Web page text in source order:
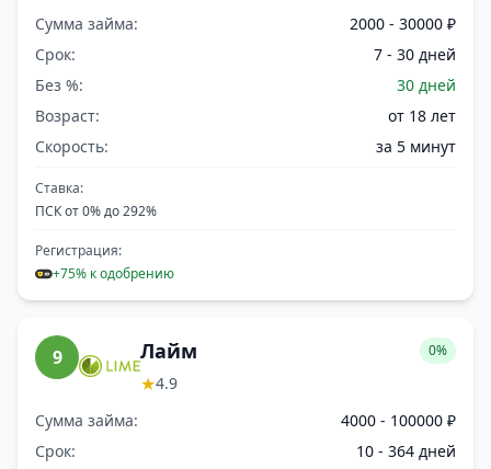
Сумма займа:
2000 - 30000 ₽
Срок:
7 - 30 дней
Без %:
30 дней
Возраст:
от 18 лет
Скорость:
за 5 минут
Ставка:
ПСК от 0% до 292%
Регистрация:
+75% к одобрению
9 Лайм
★4.9
0%
Сумма займа:
4000 - 100000 ₽
Срок:
10 - 364 дней